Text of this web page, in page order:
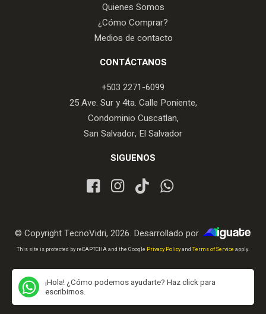
Quienes Somos
¿Cómo Comprar?
Medios de contacto
CONTÁCTANOS
+503 2271-6099
25 Ave. Sur y 4ta. Calle Poniente,
Condominio Cuscatlan,
San Salvador, El Salvador
SIGUENOS
© Copyright TecnoVidri, 2026. Desarrollado por iGuate.com
This site is protected by reCAPTCHA and the Google Privacy Policyand Terms of Service apply.
¡Hola! ¿Cómo podemos ayudarte? Haz click para
escribirnos.